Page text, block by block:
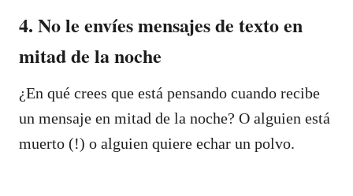
4. No le envíes mensajes de texto en
mitad de la noche
¿En qué crees que está pensando cuando recibe
un mensaje en mitad de la noche? O alguien está
muerto (!) o alguien quiere echar un polvo.